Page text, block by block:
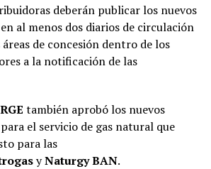
deberán publicar los nuevos
al menos dos diarios de circulación
de concesión dentro de los
a la notificación de las
también aprobó los nuevos
el servicio de gas natural que
para las
yNaturgy BAN.